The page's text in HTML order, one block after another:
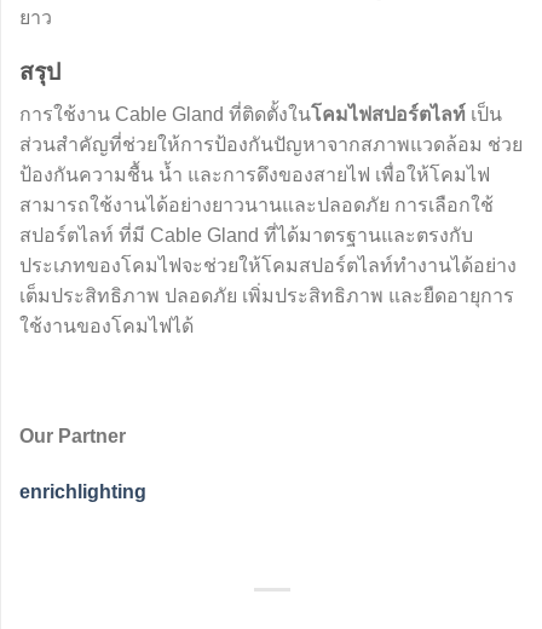
ยาว
สรุป
การใช้งาน Cable Gland ที่ติดตั้งในโคมไฟสปอร์ตไลท์ เป็น
ส่วนสำคัญที่ช่วยให้การป้องกันปัญหาจากสภาพแวดล้อม ช่วย
ป้องกันความชื้น น้ำ และการดึงของสายไฟ เพื่อให้โคมไฟ
สามารถใช้งานได้อย่างยาวนานและปลอดภัย การเลือกใช้
สปอร์ตไลท์ ที่มี Cable Gland ที่ได้มาตรฐานและตรงกับ
ประเภทของโคมไฟจะช่วยให้โคมสปอร์ตไลท์ทำงานได้อย่าง
เต็มประสิทธิภาพ ปลอดภัย เพิ่มประสิทธิภาพ และยืดอายุการ
ใช้งานของโคมไฟได้
Our Partner
enrichlighting